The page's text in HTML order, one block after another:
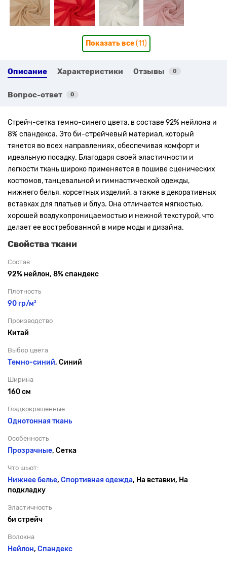
Показать все(11)
Описание Характеристики Отзывы 0
Вопрос-ответ 0
Стрейч-сетка темно-синего цвета, в составе 92% нейлона и
8% спандекса. Это би-стрейчевый материал, который
тянется во всех направлениях, обеспечивая комфорт и
идеальную посадку. Благодаря своей эластичности и
легкости ткань широко применяется в пошиве сценических
костюмов, танцевальной и гимнастической одежды,
нижнего белья, корсетных изделий, а также в декоративных
вставках для платьев и блуз. Она отличается мягкостью,
хорошей воздухопроницаемостью и нежной текстурой, что
делает ее востребованной в мире моды и дизайна.
Свойства ткани
Состав
92% нейлон, 8% спандекс
Плотность
90 гр/м²
Производство
Китай
Выбор цвета
Темно-синий, Синий
Ширина
160 см
Гладкокрашенные
Однотонная ткань
Особенность
Прозрачные, Сетка
Что шьют:
Нижнее белье, Спортивная одежда, На вставки, На
подкладку
Эластичность
би стрейч
Волокна
Нейлон, Спандекс